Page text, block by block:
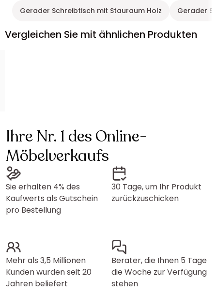
Gerader Schreibtisch mit Stauraum Holz Gerader
Vergleichen Sie mit ähnlichen Produkten
Ihre Nr. 1 des Online-
Möbelverkaufs
Sie erhalten 4% des
Kaufwerts als Gutschein
pro Bestellung
30 Tage, um Ihr Produkt
zurückzuschicken
Mehr als 3,5 Millionen
Kunden wurden seit 20
Jahren beliefert
Berater, die Ihnen 5 Tage
die Woche zur Verfügung
stehen